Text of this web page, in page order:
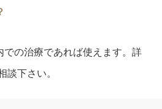
での治療であれば使えます。詳
談下さい。